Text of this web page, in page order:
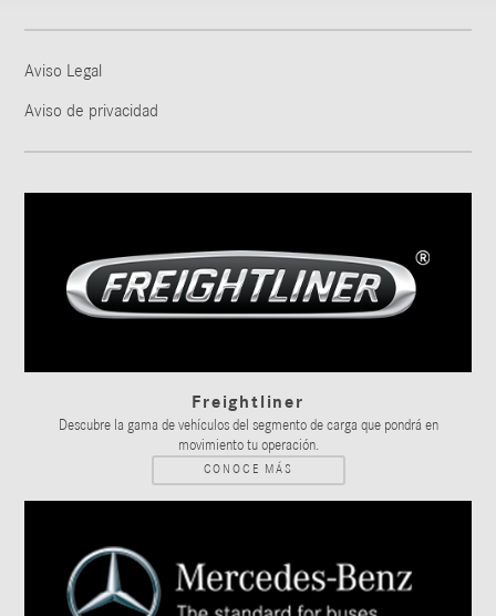
Aviso Legal
Aviso de privacidad
Freightliner
Descubre la gama de vehículos del segmento de carga que pondrá en
movimiento tu operación.
CONOCE MÁS